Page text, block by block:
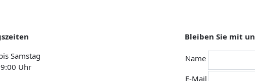
Samstag
Uhr
Bleiben Sie mit
Name
E-Mail